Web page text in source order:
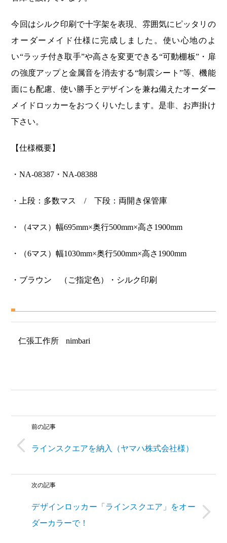
今回はシルク印刷で十字架を表現、雰囲気にピッタリの
オーダーメイド仕様に完成しました。使い心地のよ
い“ラッチ付き取手”や高さを変更できる“可動棚板”・扉
の強度アップと金属音を消去する“制震シート”等、機能
面にも配慮、使い勝手とデザインを兼ね備えたオーダー
メイドロッカーをおつくりいたします。是非、お声掛け
下さい。
【仕様概要】
・NA-08387・NA-08388
・上段：多数マス / 下段：両開き保管庫
・（4マス）幅695mm×奥行500mm×高さ1900mm
・（6マス）幅1030mm×奥行500mm×高さ1900mm
・ブラウン （ご指定色）・シルク印刷
仁張工作所 nimbari
前の記事
ラインスクエアを納入（ヤマハ株式会社様）
次の記事
デザインロッカー「ラインスクエア」をオー
ダーカラーで！